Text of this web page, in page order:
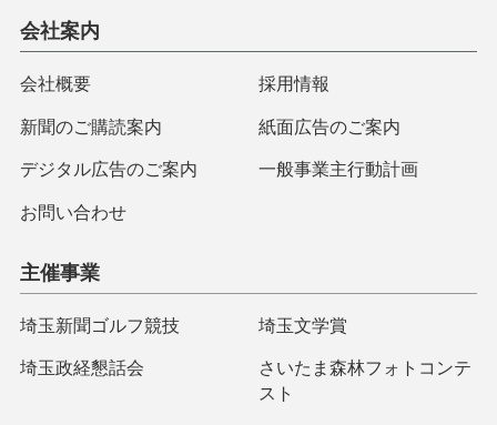
会社案内
会社概要 採用情報
新聞のご購読案内 紙面広告のご案内
デジタル広告のご案内 一般事業主行動計画
お問い合わせ
主催事業
埼玉新聞ゴルフ競技 埼玉文学賞
埼玉政経懇話会
さいたま森林フォトコンテ
スト